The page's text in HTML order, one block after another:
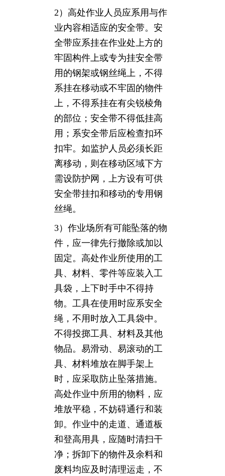
2）高处作业人员应系用与作
业内容相适应的安全带。安
全带应系挂在作业处上方的
牢固构件上或专为挂安全带
用的钢架或钢丝绳上，不得
系挂在移动或不牢固的物件
上，不得系挂在有尖锐棱角
的部位；安全带不得低挂高
用；系安全带后应检查扣环
扣牢。如监护人员必须长距
离移动，则在移动区域下方
需设防护网，上方设有可供
安全带挂扣和移动的专用钢
丝绳。
3）作业场所有可能坠落的物
件，应一律先行撤除或加以
固定。高处作业所使用的工
具、材料、零件等应装入工
具袋，上下时手中不得持
物。工具在使用时应系安全
绳，不用时放入工具袋中。
不得投掷工具、材料及其他
物品。易滑动、易滚动的工
具、材料堆放在脚手架上
时，应采取防止坠落措施。
高处作业中所用的物料，应
堆放平稳，不妨碍通行和装
卸。作业中的走道、通道板
和登高用具，应随时清扫干
净；拆卸下的物件及余料和
废料均应及时清理运走，不